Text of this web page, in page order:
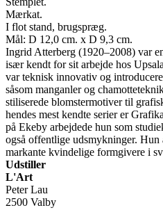
Mærkat.
I flot stand, brugspræg.
Mål: D 12,0 cm. x D 9,3 cm.
Ingrid Atterberg (1920–2008) var
især kendt for sit arbejde hos
var teknisk innovativ og
såsom manganler og
stiliserede blomstermotiver til
hendes mest kendte serier er
på Ekeby arbejdede hun som
også offentlige udsmykninger. Hun
markante kvindelige formgivere i
Udstiller
L'Art
Peter Lau
2500 Valby